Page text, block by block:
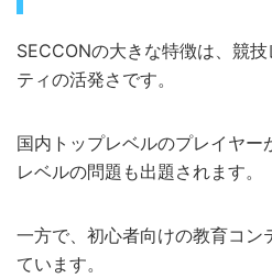
SECCONの大きな特徴は、競
ティの活発さです。
国内トップレベルのプレイヤー
レベルの問題も出題されます。
一方で、初心者向けの教育コン
ています。